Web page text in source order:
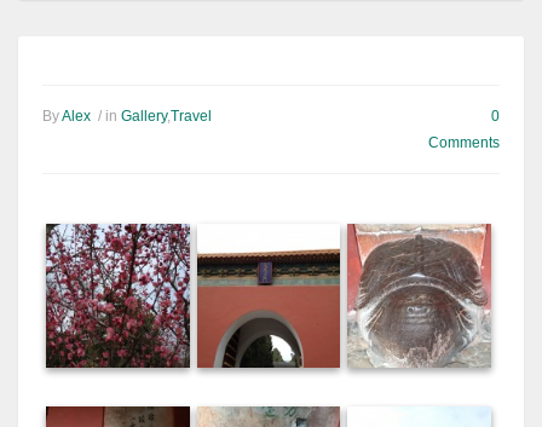
ByAlex / in Gallery,Travel
0
Comments